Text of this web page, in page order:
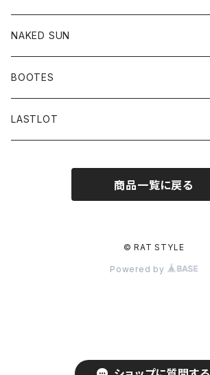
NAKED SUN
BOOTES
LASTLOT
商品一覧に戻る
© RAT STYLE
Powered by